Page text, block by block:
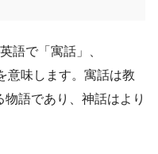
語で「寓話」、
意味します。寓話は教
語であり、神話はより